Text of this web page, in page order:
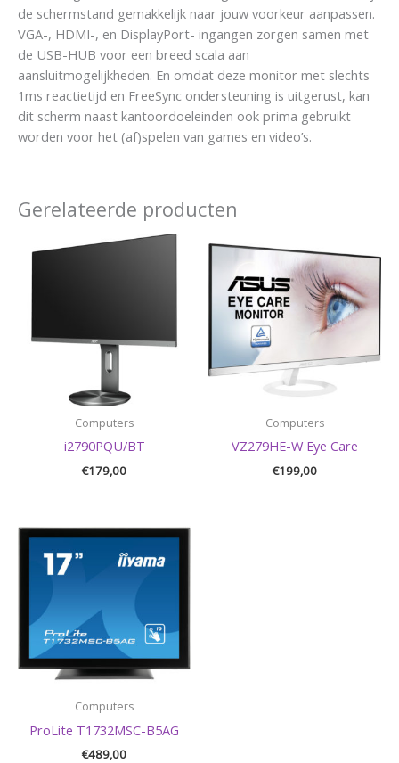
de schermstand gemakkelijk naar jouw voorkeur aanpassen.
VGA-, HDMI-, en DisplayPort- ingangen zorgen samen met
de USB-HUB voor een breed scala aan
aansluitmogelijkheden. En omdat deze monitor met slechts
1ms reactietijd en FreeSync ondersteuning is uitgerust, kan
dit scherm naast kantoordoeleinden ook prima gebruikt
worden voor het (af)spelen van games en video’s.
Gerelateerde producten
Computers
i2790PQU/BT
€179,00
Computers
VZ279HE-W Eye Care
€199,00
Computers
ProLite T1732MSC-B5AG
€489,00